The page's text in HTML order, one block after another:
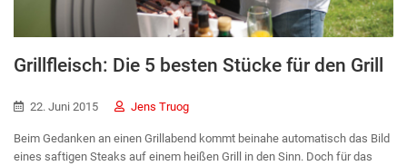
Grillfleisch: Die 5 besten Stücke für den Grill
22. Juni 2015 Jens Truog
Beim Gedanken an einen Grillabend kommt beinahe automatisch das Bild
eines saftigen Steaks auf einem heißen Grill in den Sinn. Doch für das